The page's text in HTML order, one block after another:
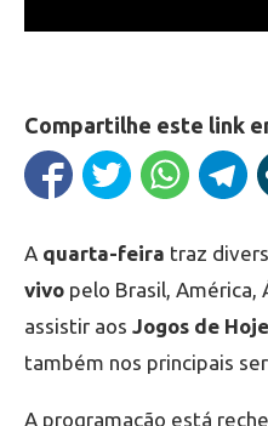
Compartilhe este link
A quarta-feira traz
vivo pelo Brasil, América,
assistir aos Jogos de
também nos principais
A programação está